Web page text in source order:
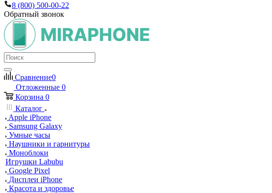
8 (800) 500-00-22
Обратный звонок
Сравнение0
Отложенные 0
Корзина 0
Каталог
Apple iPhone
Samsung Galaxy
Умные часы
Наушники и гарнитуры
Моноблоки
Игрушки Labubu
Google Pixel
Дисплеи iPhone
Красота и здоровье